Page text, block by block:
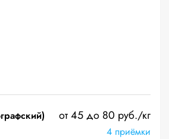
от 45 до 80 руб./кг
4 приёмки